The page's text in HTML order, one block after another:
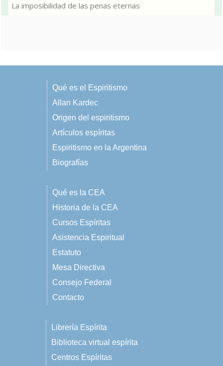
La imposibilidad de las penas eternas
Qué es el Espiritismo
Allan Kardec
Origen del espiritismo
Artículos espíritas
Espiritismo en la Argentina
Biografías
Qué es la CEA
Historia de la CEA
Cursos Espíritas
Asistencia Espiritual
Estatuto
Mesa Directiva
Consejo Federal
Contacto
Librería Espírita
Biblioteca virtual espírita
Centros Espíritas